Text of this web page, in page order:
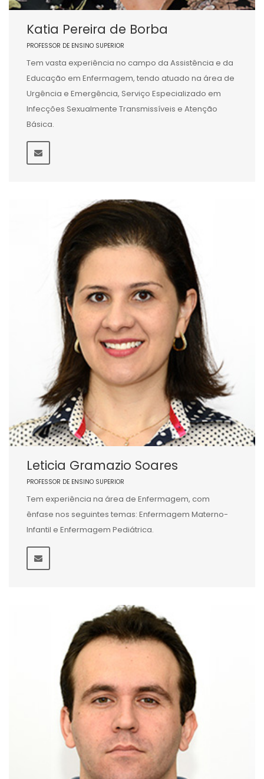
Katia Pereira de Borba
PROFESSOR DE ENSINO SUPERIOR
Tem vasta experiência no campo da Assistência e da
Educação em Enfermagem, tendo atuado na área de
Urgência e Emergência, Serviço Especializado em
Infecções Sexualmente Transmissíveis e Atenção
Básica.
Leticia Gramazio Soares
PROFESSOR DE ENSINO SUPERIOR
Tem experiência na área de Enfermagem, com
ênfase nos seguintes temas: Enfermagem Materno-
Infantil e Enfermagem Pediátrica.